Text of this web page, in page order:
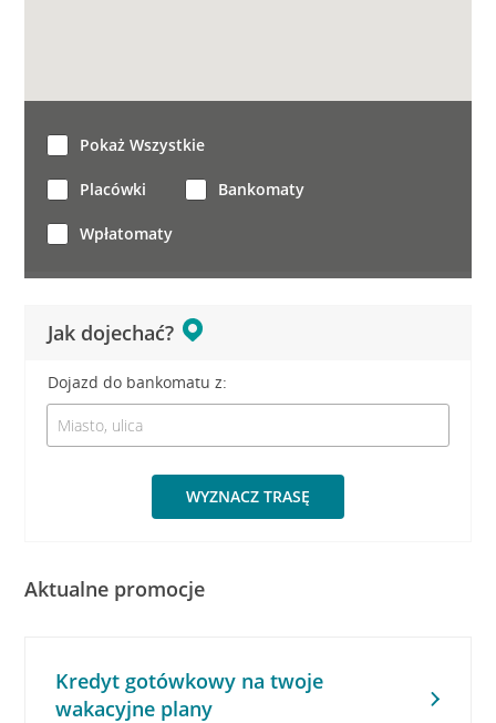
Jak dojechać?
Dojazd do bankomatu z:
WYZNACZ TRASĘ
Pokaż Wszystkie
Placówki Bankomaty
Wpłatomaty
Aktualne promocje
Kredyt gotówkowy na twoje
wakacyjne plany